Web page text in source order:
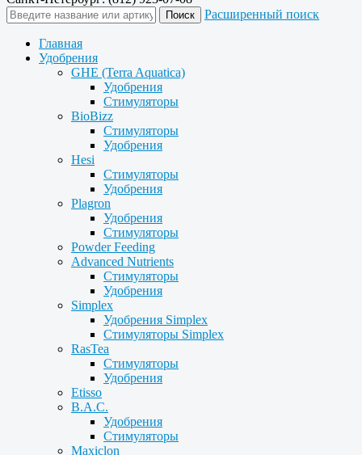
Расширенный поиск
Главная
Удобрения
GHE (Terra Aquatica)
Удобрения
Стимуляторы
BioBizz
Стимуляторы
Удобрения
Hesi
Стимуляторы
Удобрения
Plagron
Удобрения
Стимуляторы
Powder Feeding
Advanced Nutrients
Стимуляторы
Удобрения
Simplex
Удобрения Simplex
Стимуляторы Simplex
RasTea
Стимуляторы
Удобрения
Etisso
B.A.C.
Удобрения
Стимуляторы
Maxiclon